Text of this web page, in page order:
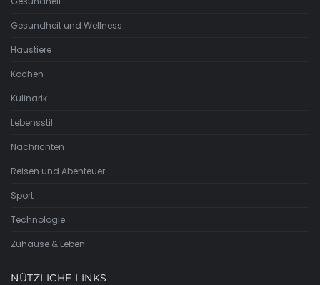
Gesundheit und Wellness
Haustiere
Kochen
Kulinarik
Lebensstil
Nachrichten
Reisen und Abenteuer
Sport
Technologie
Zuhause & Leben
NÜTZLICHE LINKS